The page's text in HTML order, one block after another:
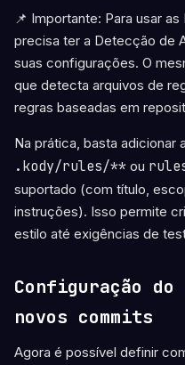
📌 Importante: Para usar
precisa ter a Detecção de
suas configurações. O
que detecta arquivos de
regras baseadas em
Na prática, basta adicionar
.kody/rules/** ou
suportado (com título,
instruções). Isso permite
estilo até exigências de
Configuração do
novos commits
Agora é possível definir